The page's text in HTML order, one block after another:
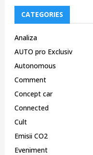
CATEGORIES
Analiza
AUTO pro Exclusiv
Autonomous
Comment
Concept car
Connected
Cult
Emisii CO2
Eveniment